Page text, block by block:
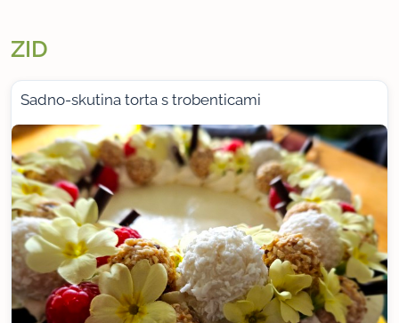
ZID
Sadno-skutina torta s trobenticami